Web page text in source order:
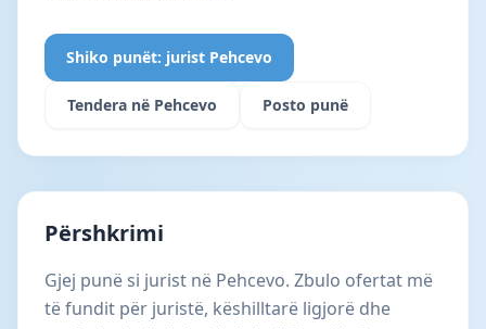
Shiko punët: jurist Pehcevo
Tendera në Pehcevo Posto punë
Përshkrimi
Gjej punë si jurist në Pehcevo. Zbulo ofertat më
të fundit për juristë, këshilltarë ligjorë dhe